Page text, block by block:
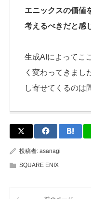
エニックスの価値
考えるべきだと感
生成AIによってこ
く変わってきまし
し寄せてくるのは
投稿者: asanagi
SQUARE ENIX